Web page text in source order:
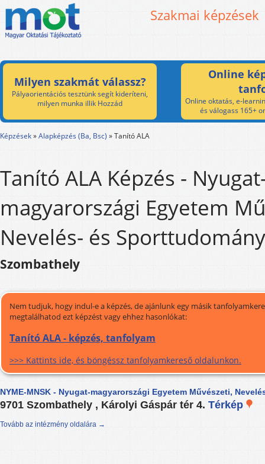
Szakmai képzések
Milyen szakmát válassz?
Pályaorientációs tesztünk segít kideríteni,
milyen munka illik Hozzád
Online
Online oktatás, e-
és válogass 165+
Képzések»Alapképzés (Ba, Bsc) »Tanító ALA
Tanító ALA Képzés -
magyarországi Egyetem
Nevelés- és
Szombathely
Nem tudjuk, hogy indul-e a képzés, de ajánlunk egy másik
megtalálhatod ezt képzést vagy ehhez hasonlókat:
Tanító ALA - képzés, tanfolyam
>>> Kattints ide, és böngéssz tanfolyamkereső oldalunkon.
NYME-MNSK - Nyugat-magyarországi Egyetem Művészeti,
9701 Szombathely , Károlyi Gáspár tér 4. Térkép
Tovább az intézmény oldalára →